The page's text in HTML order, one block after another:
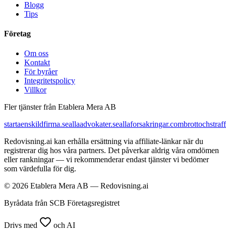
Blogg
Tips
Företag
Om oss
Kontakt
För byråer
Integritetspolicy
Villkor
Fler tjänster från Etablera Mera AB
startaenskildfirma.seallaadvokater.seallaforsakringar.com
Redovisning.ai kan erhålla ersättning via affiliate-länkar när du
registrerar dig hos våra partners. Det påverkar aldrig våra omdömen
eller rankningar — vi rekommenderar endast tjänster vi bedömer
som värdefulla för dig.
© 2026 Etablera Mera AB — Redovisning.ai
Byrådata från SCB Företagsregistret
Drivs med och AI